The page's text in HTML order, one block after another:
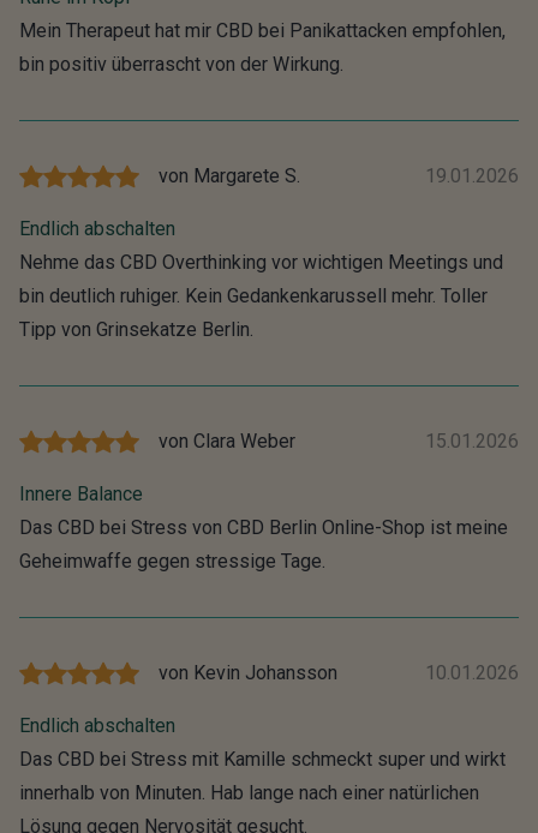
Mein Therapeut hat mir CBD bei Panikattacken empfohlen,
bin positiv überrascht von der Wirkung.
von Margarete S. 19.01.2026
Endlich abschalten
Nehme das CBD Overthinking vor wichtigen Meetings und
bin deutlich ruhiger. Kein Gedankenkarussell mehr. Toller
Tipp von Grinsekatze Berlin.
von Clara Weber 15.01.2026
Innere Balance
Das CBD bei Stress von CBD Berlin Online-Shop ist meine
Geheimwaffe gegen stressige Tage.
von Kevin Johansson 10.01.2026
Endlich abschalten
Das CBD bei Stress mit Kamille schmeckt super und wirkt
innerhalb von Minuten. Hab lange nach einer natürlichen
Lösung gegen Nervosität gesucht.